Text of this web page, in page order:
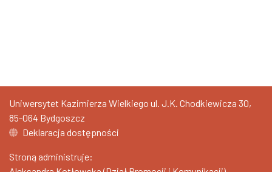
Uniwersytet Kazimierza Wielkiego ul. J.K. Chodkiewicza 30,
85-064 Bydgoszcz
Deklaracja dostępności
Stroną administruje: